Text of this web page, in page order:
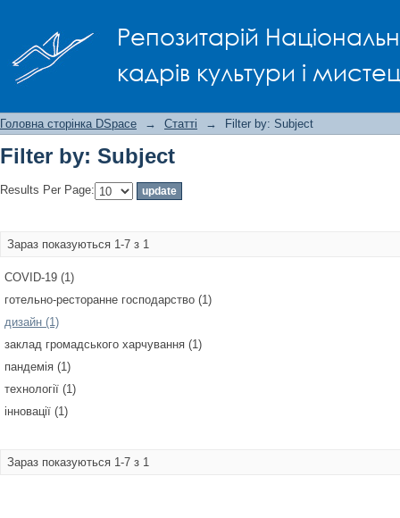
Репозитарій
кадрів культури і
Головна сторінка DSpace → Статті → Filter by: Subject
Filter by: Subject
Results Per Page:
Зараз показуються 1-7 з 1
COVID-19 (1)
готельно-ресторанне господарство (1)
дизайн (1)
заклад громадського харчування (1)
пандемія (1)
технології (1)
інновації (1)
Зараз показуються 1-7 з 1